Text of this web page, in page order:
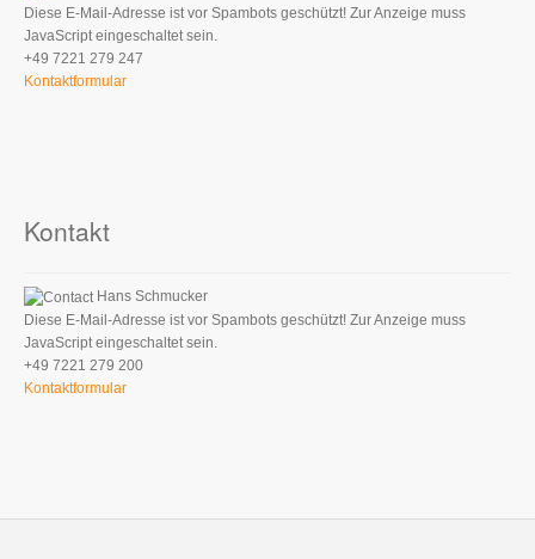
Diese E-Mail-Adresse ist vor Spambots geschützt! Zur Anzeige muss
JavaScript eingeschaltet sein.
+49 7221 279 247
Kontaktformular
Kontakt
Hans Schmucker
Diese E-Mail-Adresse ist vor Spambots geschützt! Zur Anzeige muss
JavaScript eingeschaltet sein.
+49 7221 279 200
Kontaktformular